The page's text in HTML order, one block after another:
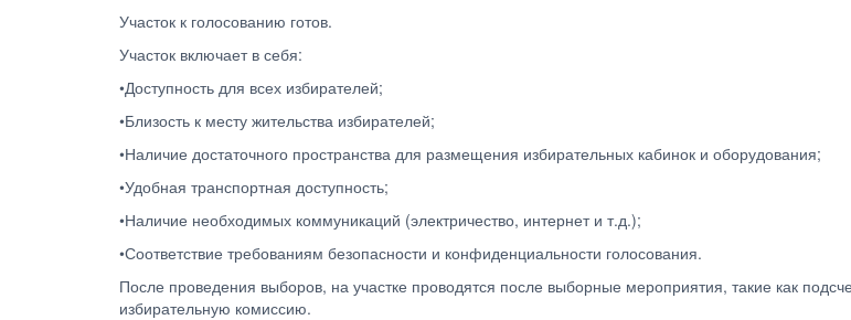
Участок к голосованию готов.
Участок включает в себя:
•Доступность для всех избирателей;
•Близость к месту жительства избирателей;
•Наличие достаточного пространства для размещения избирательных кабинок и оборудования;
•Удобная транспортная доступность;
•Наличие необходимых коммуникаций (электричество, интернет и т.д.);
•Соответствие требованиям безопасности и конфиденциальности голосования.
После проведения выборов, на участке проводятся после выборные мероприятия, такие как
избирательную комиссию.